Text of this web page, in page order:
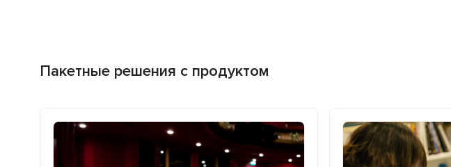
Пакетные решения с продуктом